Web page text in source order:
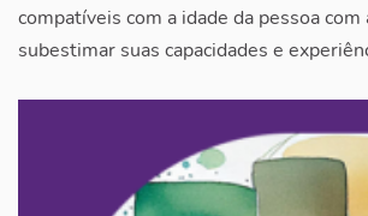
compatíveis com a idade da pessoa com
subestimar suas capacidades e